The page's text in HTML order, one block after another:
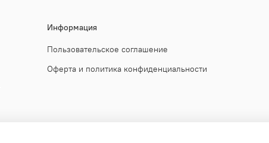
Информация
Пользовательское соглашение
Оферта и политика конфиденциальности